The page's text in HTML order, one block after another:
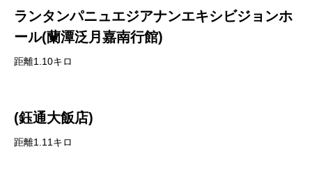
ランタンパニュエジアナンエキシビジョンホ
ール(蘭潭泛月嘉南行館)
距離1.10キロ
(鈺通大飯店)
距離1.11キロ